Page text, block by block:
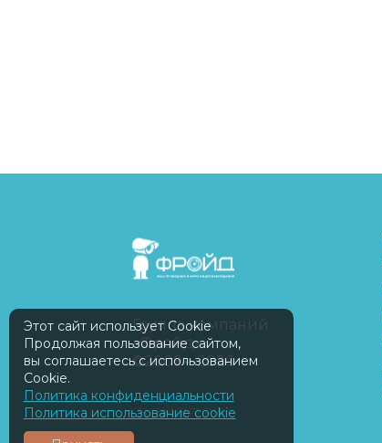
FreudGroup
Группа компаний
«Фройд»
©2009—2026
ISOMORPH
Этот сайт использует Cookie
Продолжая пользование сайтом,
вы соглашаетесь с использованием
Cookie.
Политика конфиденциальности
Политика использование cookie